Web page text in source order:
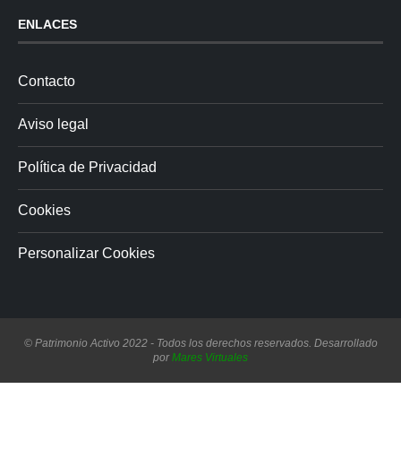
ENLACES
Contacto
Aviso legal
Política de Privacidad
Cookies
Personalizar Cookies
© Patrimonio Activo 2022 - Todos los derechos reservados. Desarrollado
porMares Virtuales